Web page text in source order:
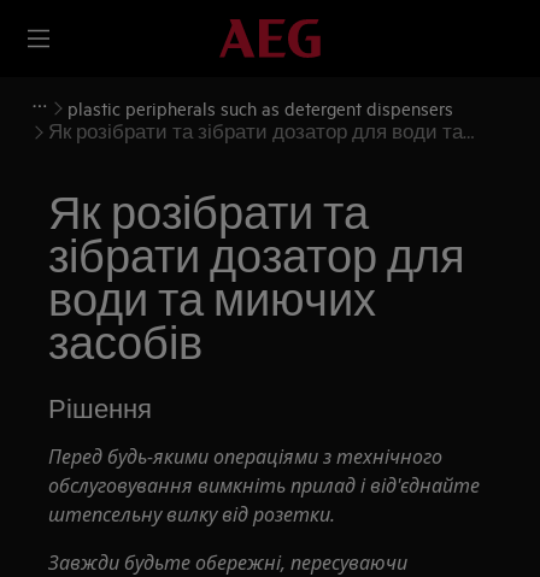
plastic peripherals such as detergent dispensers
Як розібрати та зібрати дозатор для води та
Як розібрати та
зібрати дозатор для
води та миючих
засобів
Рішення
Перед будь-якими операціями з технічного
обслуговування вимкніть прилад і від'єднайте
штепсельну вилку від розетки.
Завжди будьте обережні, пересуваючи